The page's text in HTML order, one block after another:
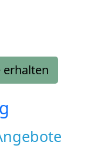
erhalten